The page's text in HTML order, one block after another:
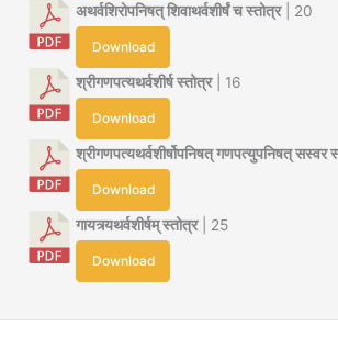
अथर्वशिरोपनिषत् शिवाथर्वशीर्षं च स्तोत्र| 20
Download
श्रीगणपत्यथर्वशीर्ष स्तोत्र| 16
Download
श्रीगणपत्यथर्वशीर्षोपनिषत् गणपत्युपनिषत् सस्वर
Download
गायत्र्यथर्वशीर्षम् स्तोत्र| 25
Download